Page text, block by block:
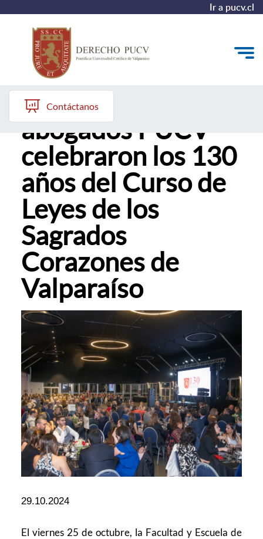
Ir a pucv.cl
Quiénes somos
Estudiantes y Admisión
Postgrados y Formación Continua
Investigación y Biblioteca
Vinculación con el Medio y Alumni
Contáctanos
Más de 450
abogados PUCV
celebraron los 130
años del Curso de
Leyes de los
Sagrados
Corazones de
Valparaíso
29.10.2024
El viernes 25 de octubre, la Facultad y Escuela de